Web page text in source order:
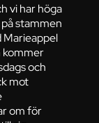
vi har höga
stammen
Marieappel
kommer
och
mot
om för